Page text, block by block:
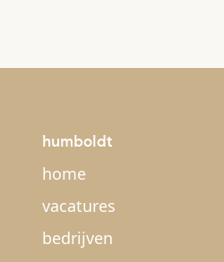
humboldt
home
vacatures
bedrijven